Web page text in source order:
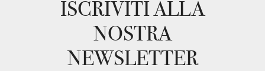
ISCRIVITI ALLA
NOSTRA
NEWSLETTER